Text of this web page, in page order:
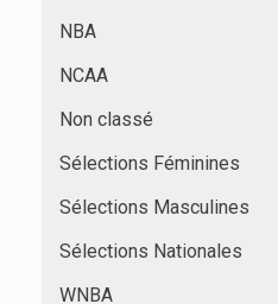
NBA
NCAA
Non classé
Sélections Féminines
Sélections Masculines
Sélections Nationales
WNBA